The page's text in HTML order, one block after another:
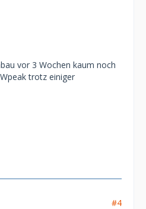
vor 3 Wochen kaum noch
trotz einiger
#4